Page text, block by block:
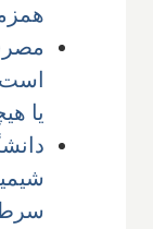
یا